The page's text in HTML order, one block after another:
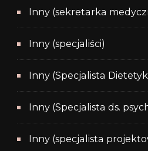
Inny (sekretarka
Inny (specjaliści)
Inny (Specjalista
Inny (Specjalista ds.
Inny (specjalista